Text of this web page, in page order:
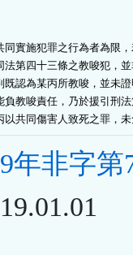
實施犯罪之行為者為限
第四十三條之教唆犯，
認為某丙所教唆，並未
教唆責任，乃於援引刑
共同傷害人致死之罪，
年非字第